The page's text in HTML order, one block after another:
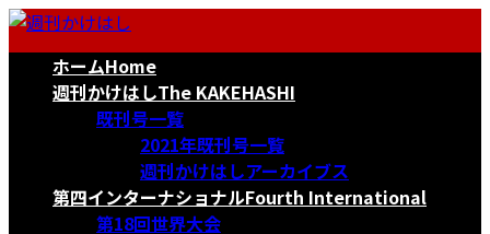
コ
ナ
ホームHome
週刊かけはしThe KAKEHASHI
既刊号一覧
2021年既刊号一覧
週刊かけはしアーカイブス
第四インターナショナルFourth International
第18回世界大会